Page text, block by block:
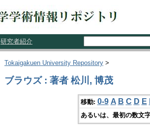
研究者紹介
Tokaigakuen University Repository >
ブラウズ : 著者 松川, 博茂
移動: 0-9 A B C D E
あるいは、最初の数文